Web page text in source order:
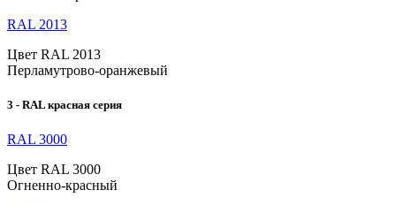
RAL 2013
Цвет RAL 2013
Перламутрово-оранжевый
3 - RAL красная серия
RAL 3000
Цвет RAL 3000
Огненно-красный